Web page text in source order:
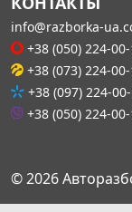
info@razborka-
+38 (050) 224-00-
+38 (073) 224-00-
+38 (097) 224-00-
+38 (050) 224-00-
© 2026